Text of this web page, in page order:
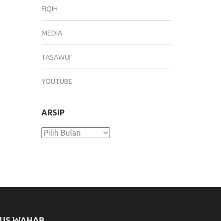
FIQIH
MEDIA
TASAWUF
YOUTUBE
ARSIP
Arsip